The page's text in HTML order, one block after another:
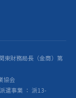
東財務局長（金商）第
協会
遣事業 ： 派13-